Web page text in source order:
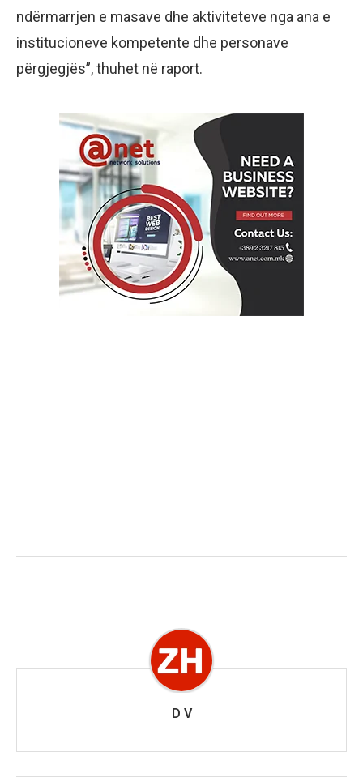
ndërmarrjen e masave dhe aktiviteteve nga ana e
institucioneve kompetente dhe personave
përgjegjës”, thuhet në raport.
D V